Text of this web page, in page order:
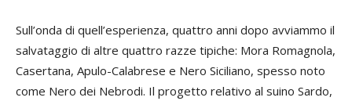
Sull’onda di quell’esperienza, quattro anni dopo avviammo il
salvataggio di altre quattro razze tipiche: Mora Romagnola,
Casertana, Apulo-Calabrese e Nero Siciliano, spesso noto
come Nero dei Nebrodi. Il progetto relativo al suino Sardo,